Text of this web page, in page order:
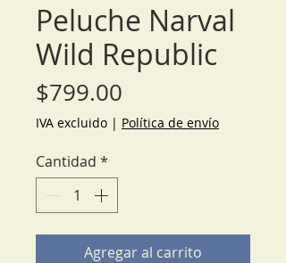
Peluche Narval
Wild Republic
$799.00
IVA excluido | Política de envío
Cantidad *
Agregar al carrito